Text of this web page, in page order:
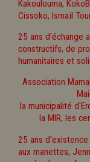
Kakoulouma,
Cissoko, Ismaïl
25 ans d'échange
constructifs, de
humanitaires et
Association
la municipalité
la MIR, les
25 ans
aux manettes,